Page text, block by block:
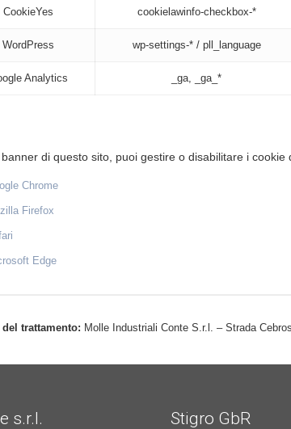
CookieYes cookielawinfo-checkbox-*
WordPress wp-settings-* / pll_language
Analytics _ga, _ga_*
di questo sito, puoi gestire o disabilitare i
Chrome
Firefox
Edge
trattamento: Molle Industriali Conte S.r.l. – Strada
s.r.l. Stigro GbR